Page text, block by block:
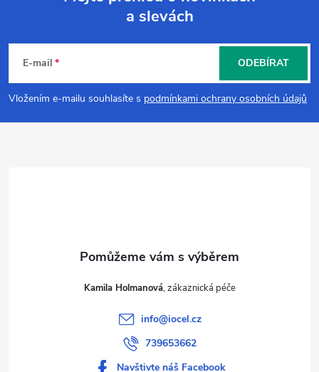
p
a
a slevách
E-mail
Vložením e-mailu souhlasíte s podmínkami ochrany osobních údajů
ODEBÍRAT
Kamila Holmanová
info@iocel.cz
739653662
Navštivte náš Facebook